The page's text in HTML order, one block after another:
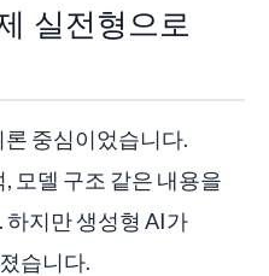
실전형으로
중심이었습니다.
모델 구조 같은 내용을
하지만 생성형 AI가
습니다.